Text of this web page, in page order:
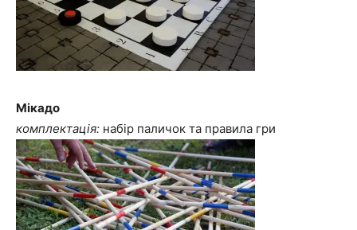
Мікадо
комплектація: набір паличок та правила гри